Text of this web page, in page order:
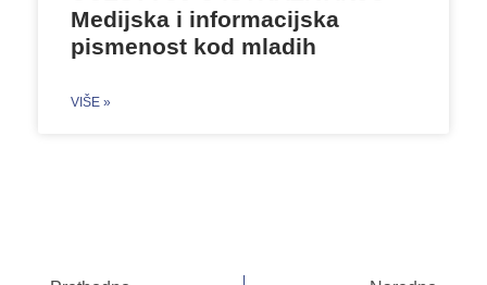
Medijska i informacijska
pismenost kod mladih
VIŠE »